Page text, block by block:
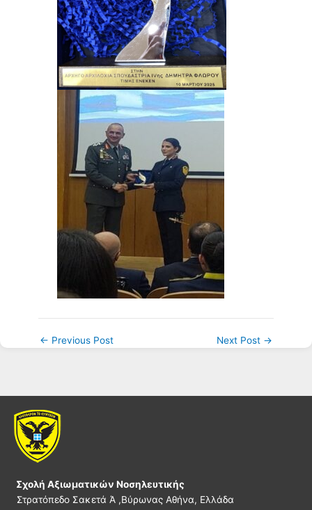
← Previous Post Next Post →
Σχολή Αξιωματικών Νοσηλευτικής
Στρατόπεδο Σακετά Ά ,Βύρωνας Αθήνα, Ελλάδα